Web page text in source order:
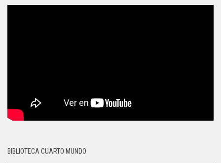
BIBLIOTECA CUARTO MUNDO